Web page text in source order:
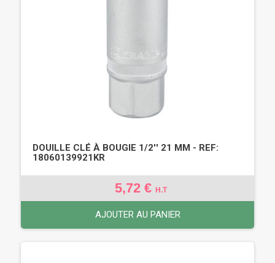
DOUILLE CLÉ À BOUGIE 1/2'' 21 MM - REF:
18060139921KR
5,72 € H.T
AJOUTER AU PANIER